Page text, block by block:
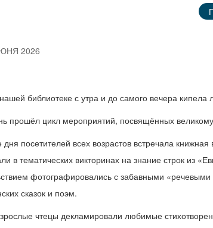
2026
библиотеке с утра и до самого вечера кипела
прошёл цикл мероприятий, посвящённых
дня посетителей всех возрастов встречала
в тематических викторинах на знание строк из
фотографировались с забавными
сказок и поэм.
чтецы декламировали любимые